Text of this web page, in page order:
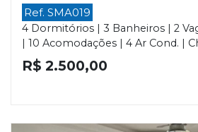
Ref. SMA019
4 Dormitórios | 3 Banheiros | 2
| 10 Acomodações | 4 Ar Cond. |
R$ 2.500,00